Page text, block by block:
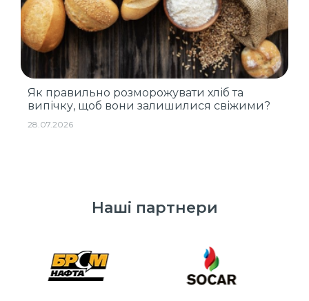
Як правильно розморожувати хліб та
випічку, щоб вони залишилися свіжими?
28.07.2026
Наші партнери